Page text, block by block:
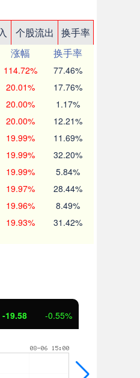
个股流出
换手率
涨幅
换手率
114.72% 77.46%
20.01% 17.76%
20.00% 1.17%
20.00% 12.21%
19.99% 11.69%
19.99% 32.20%
19.99% 5.84%
19.97% 28.44%
19.96% 8.49%
19.93% 31.42%
-1.63 -0.02%